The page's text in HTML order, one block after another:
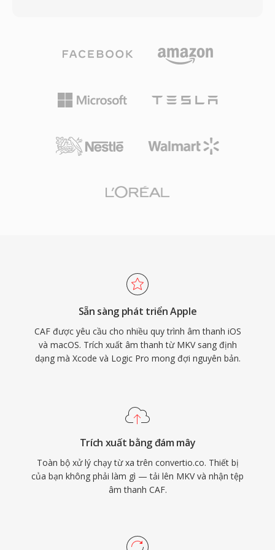
nhà phát triển nào cũng có thể triển khai đọc
và ghi MKV mà không cần phí cấp phép, thúc
media, công cụ truyền phát và phần mềm mã
codec nào trong một tệp duy nhất, có tổ chức
tốt, đã biến MKV thành bộ chứa được ưu tiên
thư viện phương tiện cá nhân.
trúc dựa trên khối lưu trữ âm thanh cùng với
vùng đánh dấu, chú thích và dữ liệu MIDI. Ưu
điểm nổi bật là khả năng xử lý bản ghi cực dài:
địa có thể ghi hàng giờ âm thanh liên tục mà
động cho dù nội dung là lossless 24-bit/192 kHz
Pro và Final Cut Pro. Cho các quy trình làm việc
trong hệ sinh thái Apple đòi hỏi cả tính đa dụng
và quy mô, CAF là lựa chọn cực kỳ mạnh mẽ.
Sẵn sàng phát triển Apple
CAF được yêu cầu cho nhiều quy trình âm thanh iOS
và macOS. Trích xuất âm thanh từ MKV sang định
dạng mà Xcode và Logic Pro mong đợi nguyên bản.
Trích xuất bằng đám mây
Toàn bộ xử lý chạy từ xa trên convertio.co. Thiết bị
của bạn không phải làm gì — tải lên MKV và nhận tệp
âm thanh CAF.